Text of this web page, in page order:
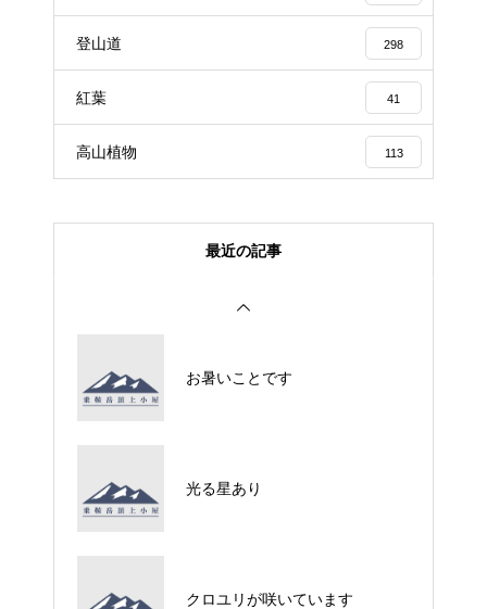
登山道 298
紅葉 41
高山植物 113
最近の記事
お暑いことです
光る星あり
クロユリが咲いています